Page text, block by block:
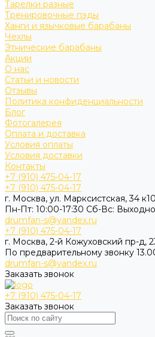
Тарелки разные
Тренировочные пэды
Ханги и язычковые барабаны
Чехлы
Этнические барабаны
Акции
О нас
Статьи и новости
Отзывы
Политика конфиденциальности
Блог
Фотогалерея
Оплата и доставка
Условия оплаты
Условия доставки
Контакты
+7 (910) 475-04-17
+7 (910) 475-04-17
г. Москва, ул. Марксистская, 34 к10
Пн-Пт: 10:00-17:30 Cб-Вс:
drumfan-s@yandex.ru
+7 (910) 475-04-17
г. Москва, 2-й Кожуховский пр-д,
По предварительному звонку
drumfan-s@yandex.ru
Заказать звонок
+7 (910) 475-04-17
Заказать звонок